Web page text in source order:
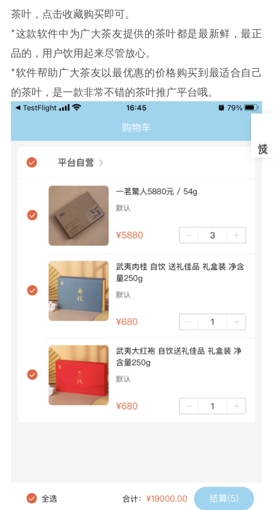
茶叶，点击收藏购买即可。
*这款软件中为广大茶友提供的茶叶都是最新鲜，最正
品的，用户饮用起来尽管放心。
*软件帮助广大茶友以最优惠的价格购买到最适合自己
的茶叶，是一款非常不错的茶叶推广平台哦。